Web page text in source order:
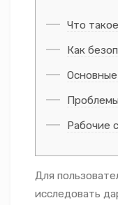
Что
Как
Рабочие
Для
исследовать